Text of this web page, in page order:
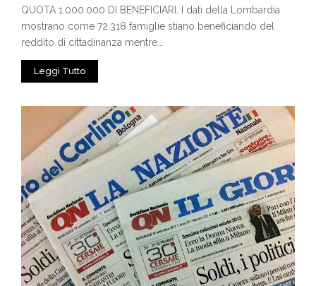
QUOTA 1.000.000 DI BENEFICIARI. I dati della Lombardia
mostrano come 72.318 famiglie stiano beneficiando del
reddito di cittadinanza mentre...
Leggi Tutto